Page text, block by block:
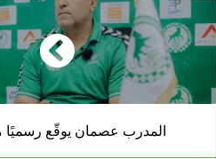
المدرب عصمان يوقّع رسميًا